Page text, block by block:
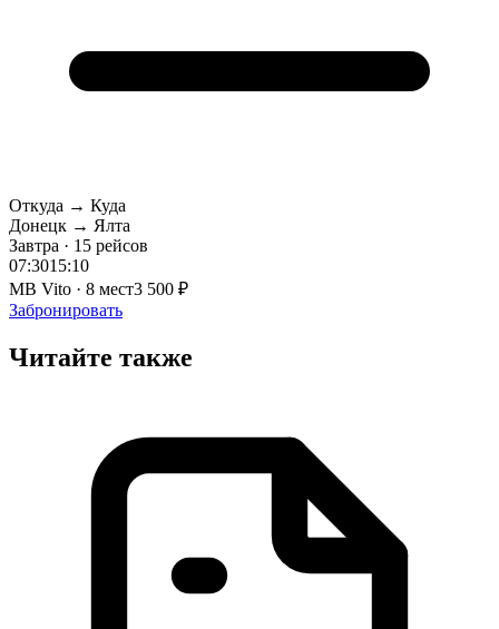
Откуда → Куда
Донецк → Ялта
Завтра · 15 рейсов
07:3015:10
MB Vito · 8 мест3 500 ₽
Забронировать
Читайте также